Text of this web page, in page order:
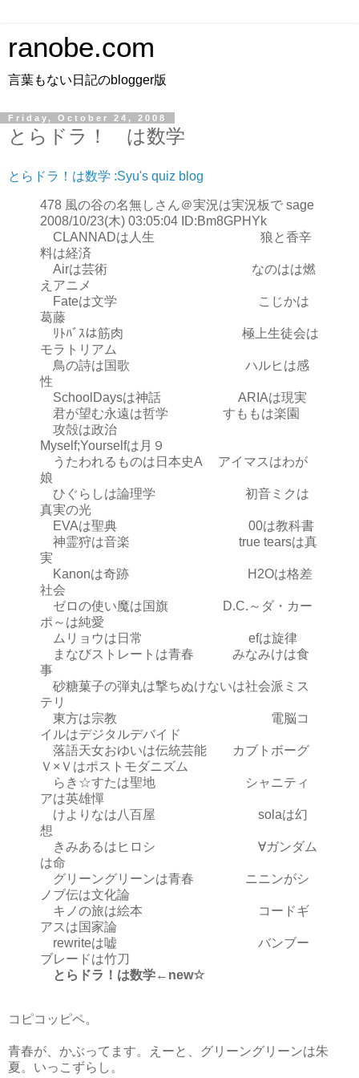
ranobe.com
言葉もない日記のblogger版
Friday, October 24, 2008
とらドラ！ は数学
とらドラ！は数学 :Syu's quiz blog
478 風の谷の名無しさん＠実況は実況板で sage
2008/10/23(木) 03:05:04 ID:Bm8GPHYk
CLANNADは人生 狼と香辛
料は経済
Airは芸術 なのはは燃
えアニメ
Fateは文学 こじかは
葛藤
ﾘﾄﾊﾞｽは筋肉 極上生徒会は
モラトリアム
鳥の詩は国歌 ハルヒは感
性
SchoolDaysは神話 ARIAは現実
君が望む永遠は哲学 すももは楽園
攻殻は政治
Myself;Yourselfは月９
うたわれるものは日本史A アイマスはわが
娘
ひぐらしは論理学 初音ミクは
真実の光
EVAは聖典 00は教科書
神霊狩は音楽 true tearsは真
実
Kanonは奇跡 H2Oは格差
社会
ゼロの使い魔は国旗 D.C.～ダ・カー
ポ～は純愛
ムリョウは日常 efは旋律
まなびストレートは青春 みなみけは食
事
砂糖菓子の弾丸は撃ちぬけないは社会派ミス
テリ
東方は宗教 電脳コ
イルはデジタルデバイド
落語天女おゆいは伝統芸能 カブトボーグ
Ｖ×Ｖはポストモダニズム
らき☆すたは聖地 シャニティ
アは英雄憚
けよりなは八百屋 solaは幻
想
きみあるはヒロシ ∀ガンダム
は命
グリーングリーンは青春 ニニンがシ
ノブ伝は文化論
キノの旅は絵本 コードギ
アスは国家論
rewriteは嘘 バンブー
ブレードは竹刀
とらドラ！は数学←new☆
コピコッピペ。
青春が、かぶってます。えーと、グリーングリーンは朱
夏。いっこずらし。